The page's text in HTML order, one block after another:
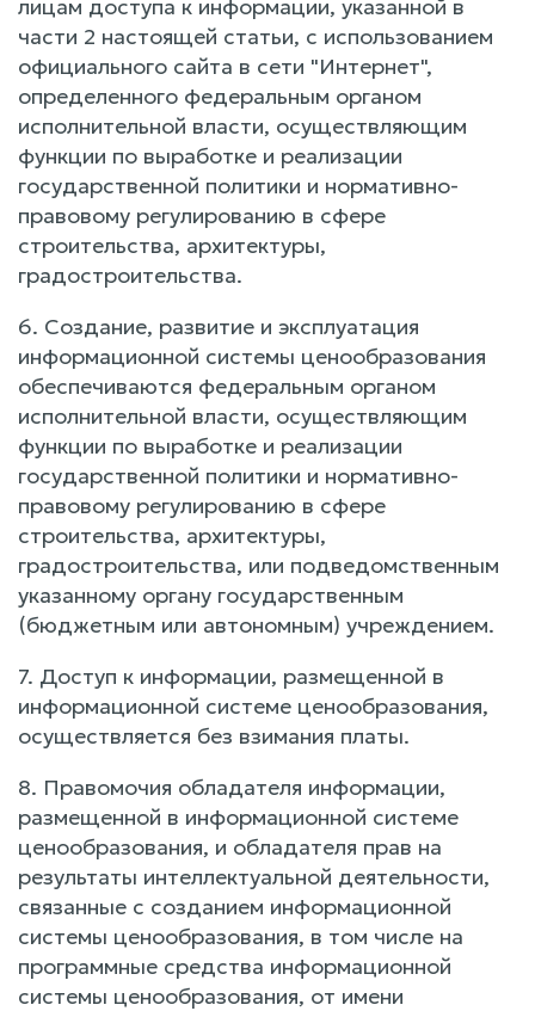
лицам доступа к информации, указанной в
части 2 настоящей статьи, с использованием
официального сайта в сети "Интернет",
определенного федеральным органом
исполнительной власти, осуществляющим
функции по выработке и реализации
государственной политики и нормативно-
правовому регулированию в сфере
строительства, архитектуры,
градостроительства.
6. Создание, развитие и эксплуатация
информационной системы ценообразования
обеспечиваются федеральным органом
исполнительной власти, осуществляющим
функции по выработке и реализации
государственной политики и нормативно-
правовому регулированию в сфере
строительства, архитектуры,
градостроительства, или подведомственным
указанному органу государственным
(бюджетным или автономным) учреждением.
7. Доступ к информации, размещенной в
информационной системе ценообразования,
осуществляется без взимания платы.
8. Правомочия обладателя информации,
размещенной в информационной системе
ценообразования, и обладателя прав на
результаты интеллектуальной деятельности,
связанные с созданием информационной
системы ценообразования, в том числе на
программные средства информационной
системы ценообразования, от имени